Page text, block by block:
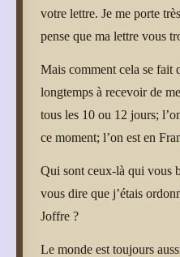
votre lettre. Je me porte
pense que ma lettre vous
Mais comment cela se fait
longtemps à recevoir de
tous les 10 ou 12 jours;
ce moment; l’on est en
Qui sont ceux-là qui vous
vous dire que j’étais
Joffre ?
Le monde est toujours